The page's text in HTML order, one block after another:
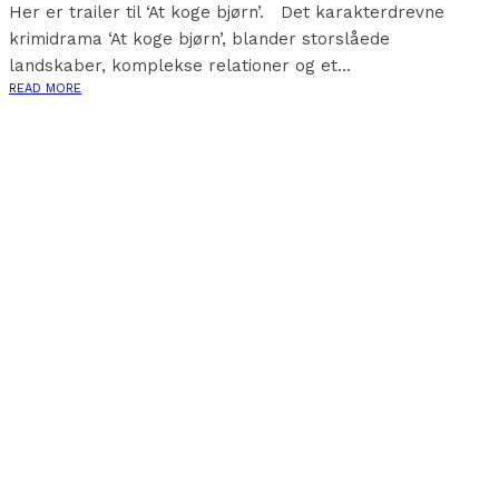
Her er trailer til ‘At koge bjørn’. Det karakterdrevne
krimidrama ‘At koge bjørn’, blander storslåede
landskaber, komplekse relationer og et...
READ MORE